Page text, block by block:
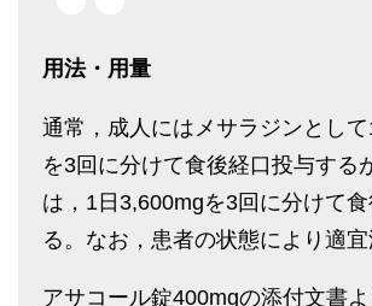
用法・用量
通常，成人にはメサラジンとし
を3回に分けて食後経口投与する
は，1日3,600mgを3回に分けて
る。なお，患者の状態により適宜
アサコール錠400mgの添付文書